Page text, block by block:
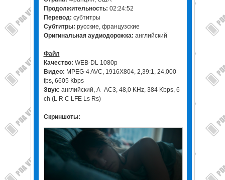
Продолжительность: 02:24:52
Перевод: субтитры
Субтитры: русские, французские
Оригинальная аудиодорожка: английский
Файл
Качество: WEB-DL 1080p
Видео: MPEG-4 AVC, 1916Х804, 2,39:1, 24,000
fps, 6605 Кbps
Звук: английский, A_AC3, 48,0 KHz, 384 Kbps, 6
ch (L R C LFE Ls Rs)
Скриншоты: